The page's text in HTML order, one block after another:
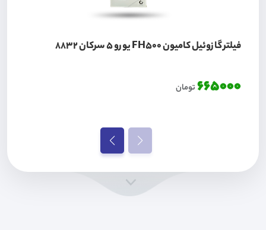
فیلتر گازوئیل کامیون FH500 یورو 5 سرکان 8832
665000تومان